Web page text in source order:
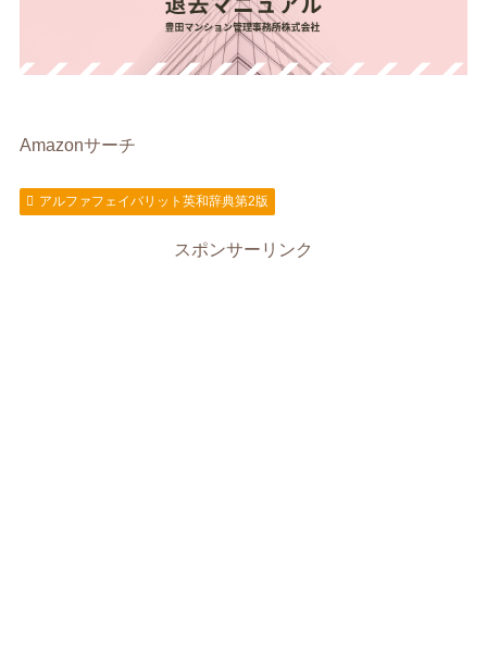
Amazonサーチ
アルファフェイバリット英和辞典第2版
スポンサーリンク